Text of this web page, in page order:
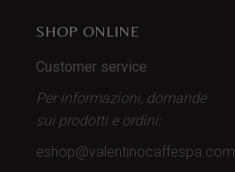
SHOP ONLINE
Customer service
Per informazioni, domande
sui prodotti e ordini:
eshop@valentinocaffespa.com